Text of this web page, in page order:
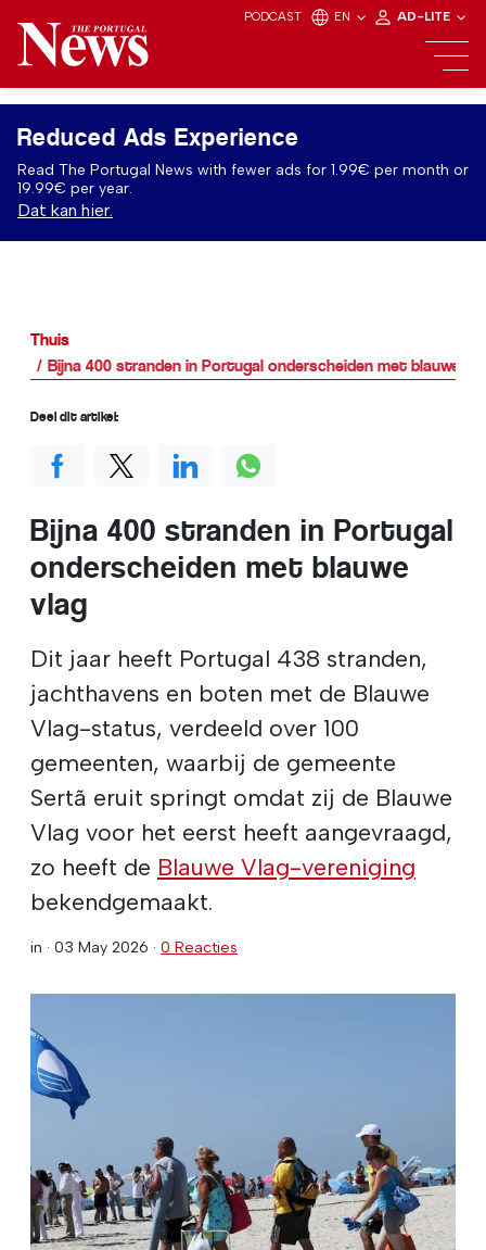
PODCAST EN AD-LITE
Reduced Ads Experience
Read The Portugal News with fewer ads for 1.99€ per month or
19.99€ per year.
Dat kan hier.
Thuis
Bijna 400 stranden in Portugal onderscheiden met blauwe
Bijna 400 stranden in Portugal
onderscheiden met blauwe
vlag
Dit jaar heeft Portugal 438 stranden,
jachthavens en boten met de Blauwe
Vlag-status, verdeeld over 100
gemeenten, waarbij de gemeente
Sertã eruit springt omdat zij de Blauwe
Vlag voor het eerst heeft aangevraagd,
zo heeft de Blauwe Vlag-vereniging
bekendgemaakt.
in · 03 May 2026 · 0 Reacties
Deel dit artikel: